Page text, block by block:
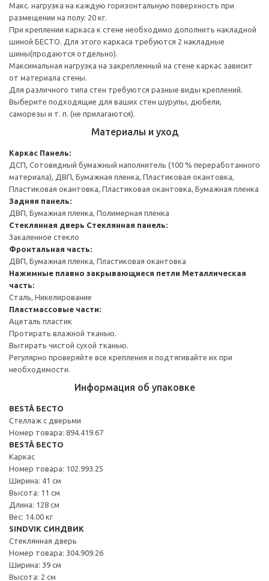
Макс. нагрузка на каждую горизонтальную поверхность при
размещении на полу: 20 кг.
При креплении каркаса к стене необходимо дополнить накладной
шиной БЕСТО. Для этого каркаса требуются 2 накладные
шины(продаются отдельно).
Максимальная нагрузка на закрепленный на стене каркас зависит
от материала стены.
Для различного типа стен требуются разные виды креплений.
Выберите подходящие для ваших стен шурупы, дюбели,
саморезы и т. п. (не прилагаются).
Материалы и уход
Каркас Панель:
ДСП, Сотовидный бумажный наполнитель (100 % переработанного
материала), ДВП, Бумажная пленка, Пластиковая окантовка,
Пластиковая окантовка, Пластиковая окантовка, Бумажная пленка
Задняя панель:
ДВП, Бумажная пленка, Полимерная пленка
Стеклянная дверь Стеклянная панель:
Закаленное стекло
Фронтальная часть:
ДВП, Бумажная пленка, Пластиковая окантовка
Нажимные плавно закрывающиеся петли Металлическая
часть:
Сталь, Никелирование
Пластмассовые части:
Ацеталь пластик
Протирать влажной тканью.
Вытирать чистой сухой тканью.
Регулярно проверяйте все крепления и подтягивайте их при
необходимости.
Информация об упаковке
BESTÅ БЕСТО
Стеллаж с дверьми
Номер товара: 894.419.67
BESTÅ БЕСТО
Каркас
Номер товара: 102.993.25
Ширина: 41 см
Высота: 11 см
Длина: 128 см
Вес: 14.00 кг
SINDVIK СИНДВИК
Стеклянная дверь
Номер товара: 304.909.26
Ширина: 39 см
Высота: 2 см